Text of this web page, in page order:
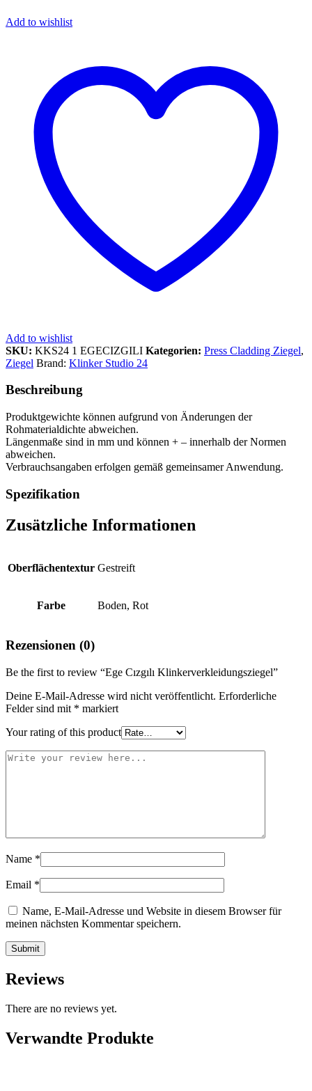
Add to wishlist
Add to wishlist
SKU: KKS24 1 EGECIZGILI Kategorien: Press Cladding Ziegel,
Ziegel Brand: Klinker Studio 24
Beschreibung
Produktgewichte können aufgrund von Änderungen der
Rohmaterialdichte abweichen.
Längenmaße sind in mm und können + – innerhalb der Normen
abweichen.
Verbrauchsangaben erfolgen gemäß gemeinsamer Anwendung.
Spezifikation
Zusätzliche Informationen
Oberflächentextur Gestreift
Farbe Boden, Rot
Rezensionen (0)
Be the first to review “Ege Cızgılı Klinkerverkleidungsziegel”
Deine E-Mail-Adresse wird nicht veröffentlicht. Erforderliche
Felder sind mit * markiert
Your rating of this product
Name *
Email *
Name, E-Mail-Adresse und Website in diesem Browser für
meinen nächsten Kommentar speichern.
Reviews
There are no reviews yet.
Verwandte Produkte